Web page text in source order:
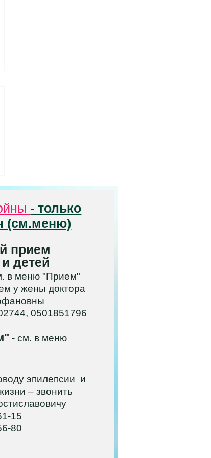
- только
(см.меню)
прием
детей
в меню "Прием"
у жены доктора
0501851796
- см. в меню
эпилепсии и
– звонить
15
80